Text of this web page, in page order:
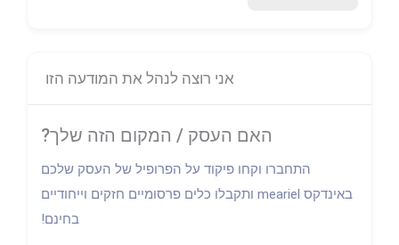
אני רוצה לנהל את המודעה הזו
האם העסק / המקום הזה שלך?
התחברו וקחו פיקוד על הפרופיל של העסק שלכם
באינדקס meariel ותקבלו כלים פרסומיים חזקים וייחודיים
בחינם!